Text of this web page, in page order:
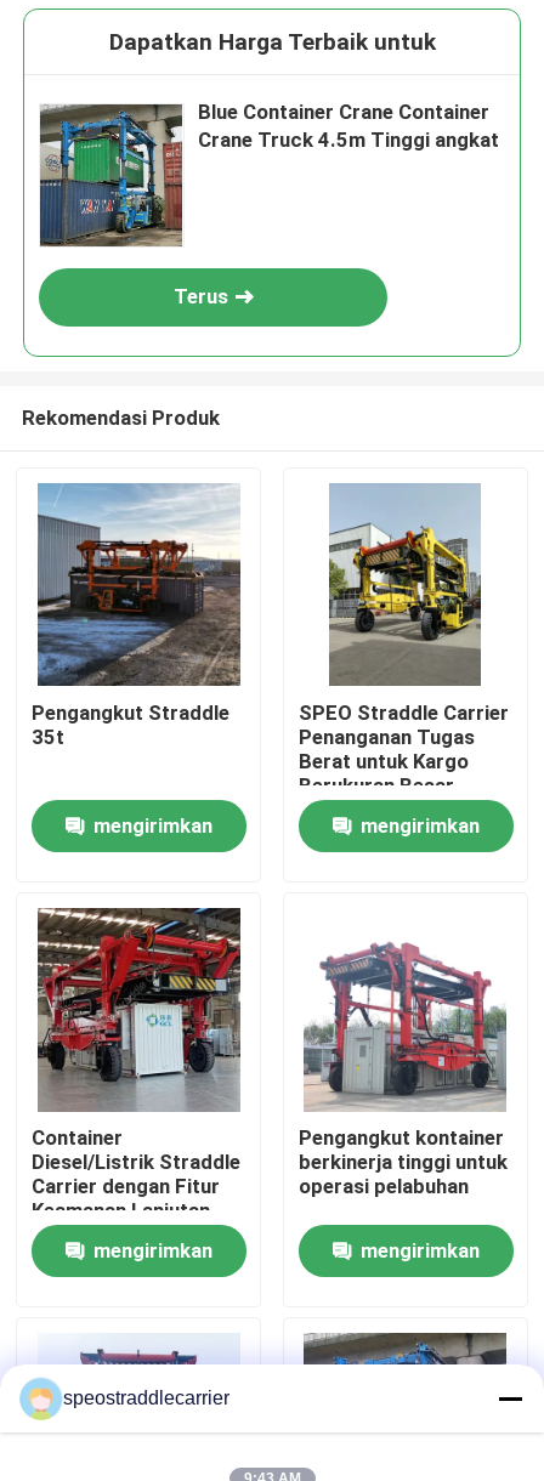
Produk
Video
Tentang kami
Tur Pabrik
Kontrol kualitas
Hubungi kami
Permintaan Penawaran
Pengangkut Kontainer Straddle
Dapatkan Harga Terbaik untuk
Blue Container Crane Container
Crane Truck 4.5m Tinggi angkat
Terus
Rekomendasi Produk
Pengangkut Straddle
35t
mengirimkan
SPEO Straddle Carrier
Penanganan Tugas
Berat untuk Kargo
Berukuran Besar
mengirimkan
Container
Diesel/Listrik Straddle
Carrier dengan Fitur
Keamanan Lanjutan
mengirimkan
Pengangkut kontainer
berkinerja tinggi untuk
operasi pelabuhan
mengirimkan
speostraddlecarrier